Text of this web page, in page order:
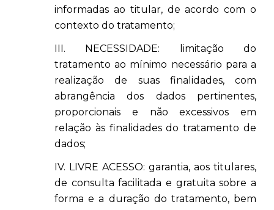
informadas ao titular, de acordo com o
contexto do tratamento;
III. NECESSIDADE: limitação do
tratamento ao mínimo necessário para a
realização de suas finalidades, com
abrangência dos dados pertinentes,
proporcionais e não excessivos em
relação às finalidades do tratamento de
dados;
IV. LIVRE ACESSO: garantia, aos titulares,
de consulta facilitada e gratuita sobre a
forma e a duração do tratamento, bem